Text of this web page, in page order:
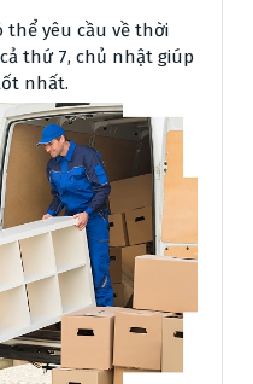
thể yêu cầu về thời
thứ 7, chủ nhật giúp
nhất.